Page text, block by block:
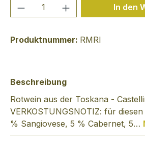
Produkt Anzahl: GibIn den
Produktnummer: RMRI
Beschreibung
Rotwein aus der Toskana -
VERKOSTUNGSNOTIZ: für
% Sangiovese, 5 % Cabernet, 5…